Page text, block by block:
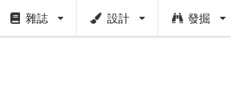
雜誌 設計 發掘